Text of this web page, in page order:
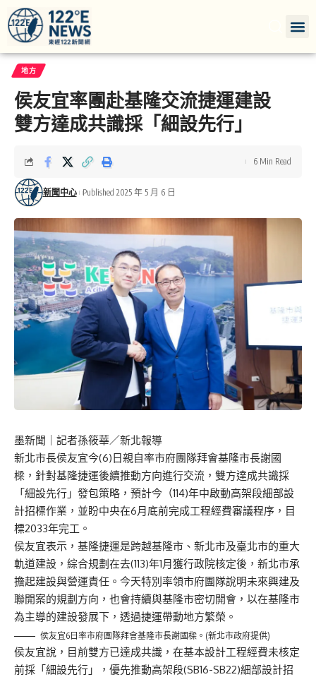
地方
侯友宜率團赴基隆交流捷運建設
雙方達成共識採「細設先行」
新聞中心 Published 2025 年 5 月 6 日
6 Min Read
墨新聞 ｜記者孫筱華／新北報導
新北市長侯友宜今(6)日親自率市府團隊拜會基隆市長謝國
樑，針對基隆捷運後續推動方向進行交流，雙方達成共識採
「細設先行」發包策略，預計今（114)年中啟動高架段細部設
計招標作業，並盼中央在6月底前完成工程經費審議程序，目
標2033年完工。
侯友宜表示，基隆捷運是跨越基隆市、新北市及臺北市的重大
軌道建設，綜合規劃在去(113)年1月獲行政院核定後，新北市承
擔起建設與營運責任。今天特別率領市府團隊說明未來興建及
聯開案的規劃方向，也會持續與基隆市密切開會，以在基隆市
為主導的建設發展下，透過捷運帶動地方繁榮。
侯友宜6日率市府團隊拜會基隆市長謝國樑。(新北市政府提供)
侯友宜說，目前雙方已達成共識，在基本設計工程經費未核定
前採「細設先行」，優先推動高架段(SB16-SB22)細部設計招